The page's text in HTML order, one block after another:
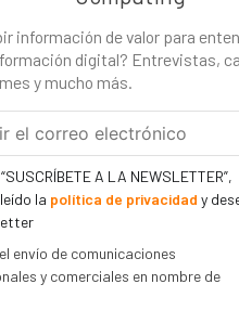
información de valor para
digital? Entrevistas,
y mucho más.
A LA NEWSLETTER”,
la política de privacidady
envío de comunicaciones
y comerciales en nombre de